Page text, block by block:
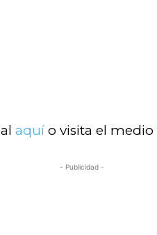
aquío visita el medio
- Publicidad -